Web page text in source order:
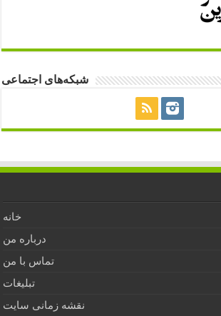
شبکه‌های اجتماعی
خانه
درباره من
تماس با من
تبلیغات
نقشه زمانی سایت